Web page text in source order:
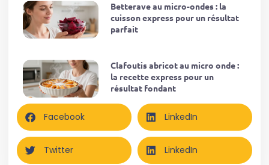
Betterave au micro-ondes : la
cuisson express pour un résultat
parfait
Clafoutis abricot au micro onde :
la recette express pour un
résultat fondant
Facebook LinkedIn
Twitter LinkedIn